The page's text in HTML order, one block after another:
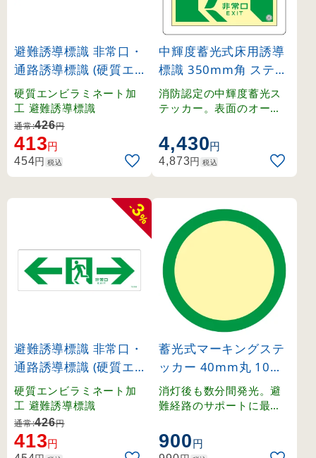
避難誘導標識 非常口・
通路誘導標識 (硬質エ
ンビ) 120×360mm 左
右矢印 緑地 (65307)
硬質エンビラミネート加
工 避難誘導標識
通常:426円
413円
454円 税込
中輝度蓄光式床用誘導
標識 350mm角 ステッ
カータイプ 非常口・左
向き(緑地) (70011)
消防認定の中輝度蓄光ス
テッカー。表面のオーバ
た耐久性を実現。
4,430円
4,873円 税込
-
3
%
避難誘導標識 非常口・
通路誘導標識 (硬質エ
ンビ) 120×360mm 左
右矢印 白地 (65304)
硬質エンビラミネート加
工 避難誘導標識
通常:426円
413円
蓄光式マーキングステ
ッカー 40mm丸 10枚
1組 (69004)
消灯後も数分間発光。避
難経路のサポートに最適
900円